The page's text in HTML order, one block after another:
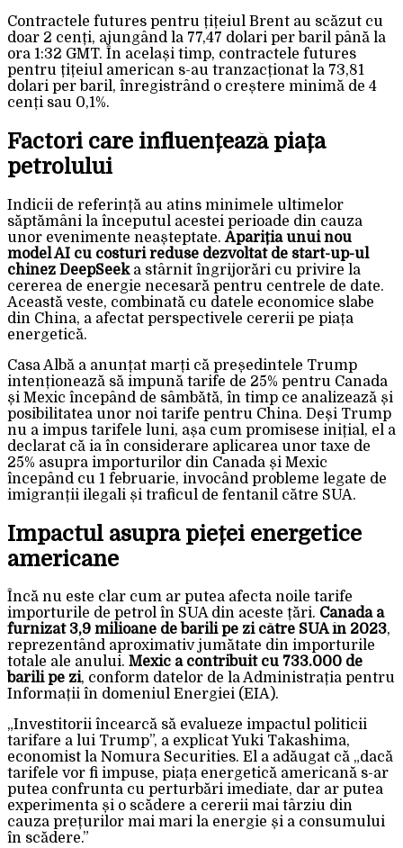
Contractele futures pentru țițeiul Brent au scăzut cu
doar 2 cenți, ajungând la 77,47 dolari per baril până la
ora 1:32 GMT. În același timp, contractele futures
pentru țițeiul american s-au tranzacționat la 73,81
dolari per baril, înregistrând o creștere minimă de 4
cenți sau 0,1%.
Factori care influențează piața
petrolului
Indicii de referință au atins minimele ultimelor
săptămâni la începutul acestei perioade din cauza
unor evenimente neașteptate.Apariția unui nou
model AI cu costuri reduse dezvoltat de start-up-ul
chinez DeepSeeka stârnit îngrijorări cu privire la
cererea de energie necesară pentru centrele de date.
Această veste, combinată cu datele economice slabe
din China, a afectat perspectivele cererii pe piața
energetică.
Casa Albă a anunțat marți că președintele Trump
intenționează să impună tarife de 25% pentru Canada
și Mexic începând de sâmbătă, în timp ce analizează și
posibilitatea unor noi tarife pentru China. Deși Trump
nu a impus tarifele luni, așa cum promisese inițial, el a
declarat că ia în considerare aplicarea unor taxe de
25% asupra importurilor din Canada și Mexic
începând cu 1 februarie, invocând probleme legate de
imigranții ilegali și traficul de fentanil către SUA.
Impactul asupra pieței energetice
americane
Încă nu este clar cum ar putea afecta noile tarife
importurile de petrol în SUA din aceste țări. Canada a
furnizat 3,9 milioane de barili pe zi către SUA în 2023,
reprezentând aproximativ jumătate din importurile
totale ale anului. Mexic a contribuit cu 733.000 de
barili pe zi, conform datelor de la Administrația pentru
Informații în domeniul Energiei (EIA).
„Investitorii încearcă să evalueze impactul politicii
tarifare a lui Trump”, a explicat Yuki Takashima,
economist la Nomura Securities. El a adăugat că „dacă
tarifele vor fi impuse, piața energetică americană s-ar
putea confrunta cu perturbări imediate, dar ar putea
experimenta și o scădere a cererii mai târziu din
cauza prețurilor mai mari la energie și a consumului
în scădere.”